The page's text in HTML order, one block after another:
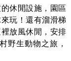
休閒設施，園區
玩！還有溜滑梯
放風休閒，安排
野生動物之旅，